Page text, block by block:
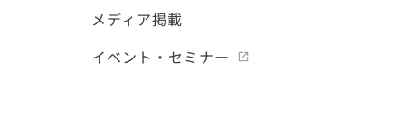
メディア掲載
イベント・セミナー